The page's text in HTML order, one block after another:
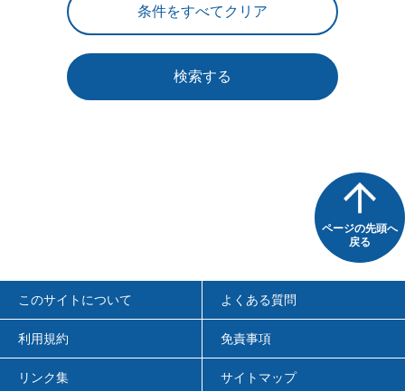
検索する
ページの先頭へ
戻る
このサイトについて よくある質問
利用規約 免責事項
リンク集 サイトマップ